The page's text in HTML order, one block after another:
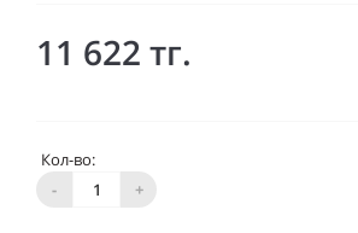
11 622 тг.
Кол-во:
-
+